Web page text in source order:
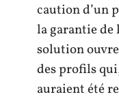
caution d’un
la garantie de
solution
des profils
auraient été